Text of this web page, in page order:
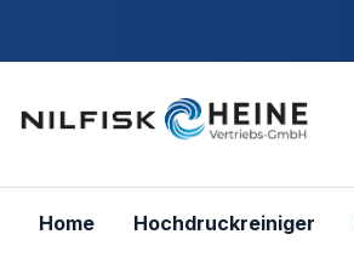
Home Hochdruckreiniger